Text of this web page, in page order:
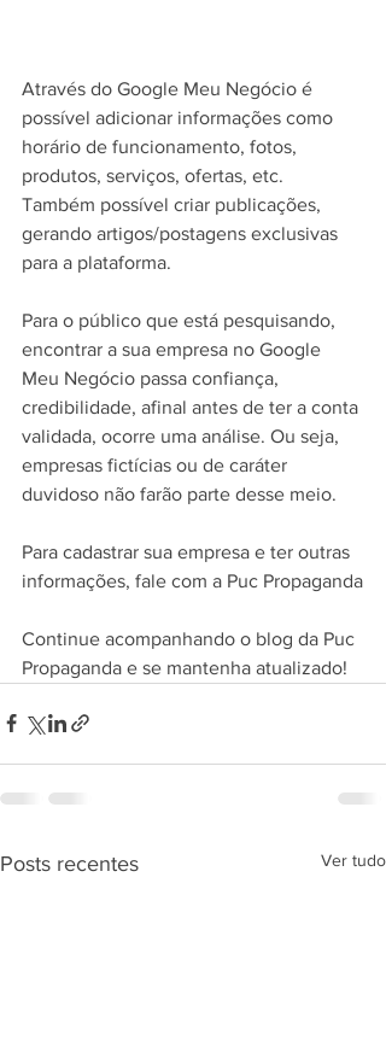
Através do Google Meu Negócio é
possível adicionar informações como
horário de funcionamento, fotos,
produtos, serviços, ofertas, etc.
Também possível criar publicações,
gerando artigos/postagens exclusivas
para a plataforma.
Para o público que está pesquisando,
encontrar a sua empresa no Google
Meu Negócio passa confiança,
credibilidade, afinal antes de ter a conta
validada, ocorre uma análise. Ou seja,
empresas fictícias ou de caráter
duvidoso não farão parte desse meio.
Para cadastrar sua empresa e ter outras
informações, fale com a Puc Propaganda
Continue acompanhando o blog da Puc
Propaganda e se mantenha atualizado!
Posts recentes Ver tudo